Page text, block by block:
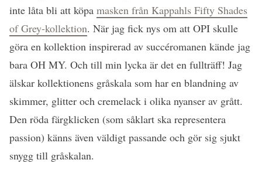
inte låta bli att köpa masken från Kappahls Fifty Shades
of Grey-kollektion. När jag fick nys om att OPI skulle
göra en kollektion inspirerad av succéromanen kände jag
bara OH MY. Och till min lycka är det en fullträff! Jag
älskar kollektionens gråskala som har en blandning av
skimmer, glitter och cremelack i olika nyanser av grått.
Den röda färgklicken (som såklart ska representera
passion) känns även väldigt passande och gör sig sjukt
snygg till gråskalan.